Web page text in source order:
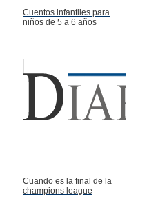
Cuentos infantiles para
niños de 5 a 6 años
Cuando es la final de la
champions league